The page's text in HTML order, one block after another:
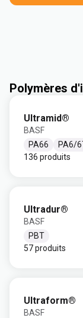
Polymères
Ultramid®
BASF
PA66
PA6/
136 produits
Ultradur®
BASF
PBT
57 produits
Ultraform®
BASF